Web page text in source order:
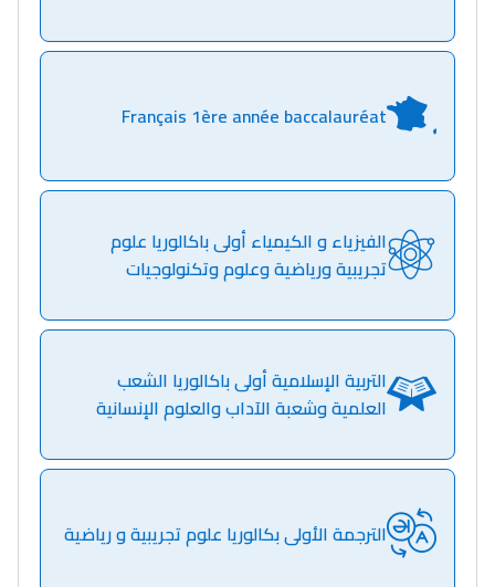
Français 1ère année baccalauréat
الفيزياء و الكيمياء أولى باكالوريا علوم
تجريبية ورياضية وعلوم وتكنولوجيات
التربية الإسلامية أولى باكالوريا الشعب
العلمية وشعبة الآداب والعلوم الإنسانية
الترجمة الأولى بكالوريا علوم تجريبية و رياضية